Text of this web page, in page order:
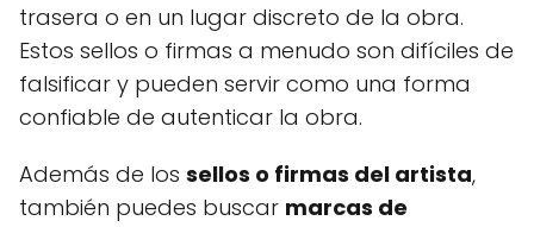
trasera o en un lugar discreto de la obra.
Estos sellos o firmas a menudo son difíciles de
falsificar y pueden servir como una forma
confiable de autenticar la obra.
Además de los sellos o firmas del artista,
también puedes buscar marcas de